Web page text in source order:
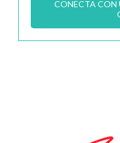
CONECTA CON